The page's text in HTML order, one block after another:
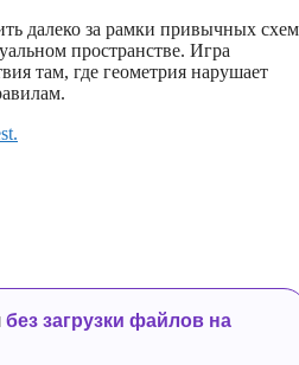
далеко за рамки привычных
пространстве. Игра
там, где геометрия нарушает
без загрузки файлов на